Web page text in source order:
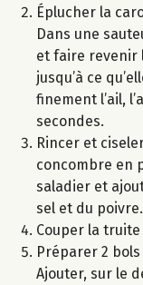
Éplucher la
Dans une
et faire revenir
jusqu’à ce
finement l’ail,
secondes.
Rincer et
concombre en
saladier et
sel et du poivre.
Couper la
Préparer 2
Ajouter, sur le